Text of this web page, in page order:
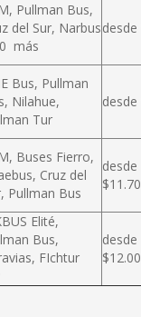
Pullman Bus,
del Sur, Narbus
más
desde
Bus, Pullman
Nilahue,
Tur
desde
Buses Fierro,
Cruz del
Pullman Bus
desde
Elité,
Bus,
FIchtur
desde